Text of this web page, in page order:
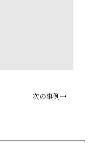
次の事例→